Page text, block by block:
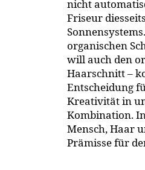
nicht
Friseur
organischen
will auch den
Haarschnitt –
Entscheidung
Kreativität in
Kombination.
Mensch, Haar
Prämisse für